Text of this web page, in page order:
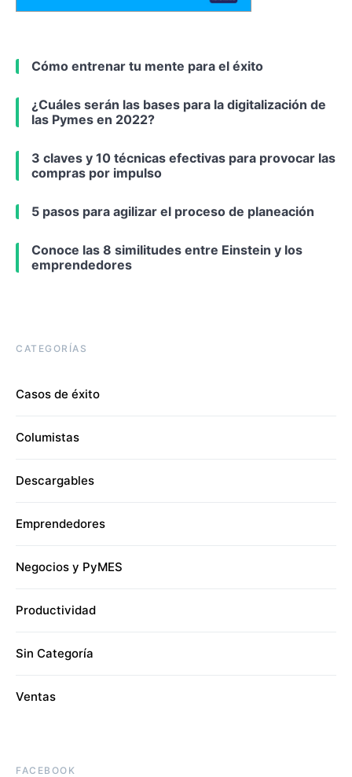
Cómo entrenar tu mente para el éxito
¿Cuáles serán las bases para la digitalización de
las Pymes en 2022?
3 claves y 10 técnicas efectivas para provocar las
compras por impulso
5 pasos para agilizar el proceso de planeación
Conoce las 8 similitudes entre Einstein y los
emprendedores
CATEGORÍAS
Casos de éxito
Columistas
Descargables
Emprendedores
Negocios y PyMES
Productividad
Sin Categoría
Ventas
FACEBOOK